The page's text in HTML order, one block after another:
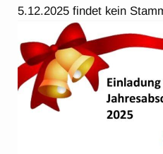
5.12.2025 findet kein